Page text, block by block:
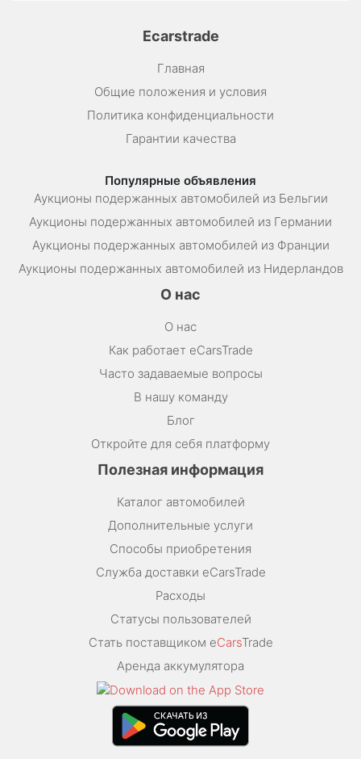
Ecarstrade
Главная
Общие положения и условия
Политика конфиденциальности
Гарантии качества
Популярные объявления
Аукционы подержанных автомобилей из Бельгии
Аукционы подержанных автомобилей из Германии
Аукционы подержанных автомобилей из Франции
Аукционы подержанных автомобилей из Нидерландов
О нас
О нас
Как работает eCarsTrade
Часто задаваемые вопросы
В нашу команду
Блог
Откройте для себя платформу
Полезная информация
Каталог автомобилей
Дополнительные услуги
Способы приобретения
Служба доставки eCarsTrade
Расходы
Статусы пользователей
Стать поставщиком eCarsTrade
Аренда аккумулятора